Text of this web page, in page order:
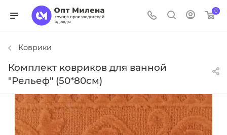
0
Коврики
Комплект ковриков для ванной
"Рельеф" (50*80см)